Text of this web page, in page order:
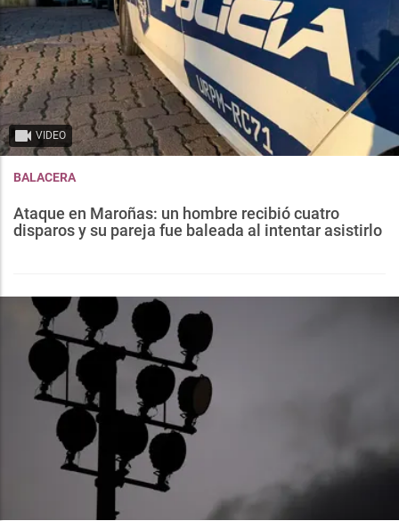
VIDEO
BALACERA
Ataque en Maroñas: un hombre recibió cuatro
disparos y su pareja fue baleada al intentar asistirlo